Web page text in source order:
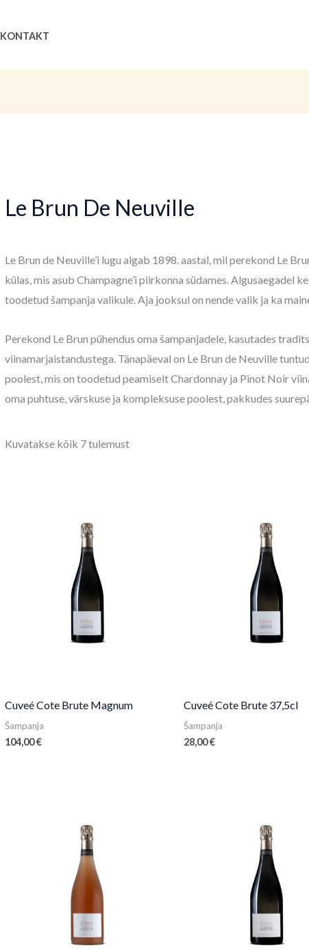
KONTAKT
Le Brun De Neuville
Le Brun de Neuville’i lugu algab 1898. aastal, mil perekond Le
külas, mis asub Champagne’i piirkonna südames. Algusaegadel
toodetud šampanja valikule. Aja jooksul on nende valik ja ka
Perekond Le Brun pühendus oma šampanjadele, kasutades
viinamarjaistandustega. Tänapäeval on Le Brun de Neuville
poolest, mis on toodetud peamiselt Chardonnay ja Pinot Noir
oma puhtuse, värskuse ja kompleksuse poolest, pakkudes
Kuvatakse kõik 7 tulemust
Cuveé Cote Brute Magnum
Šampanja
104,00€
Cuveé Cote Brute 37,5cl
Šampanja
28,00€